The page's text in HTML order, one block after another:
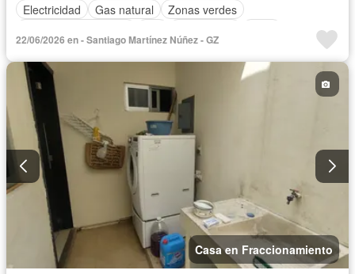
Electricidad
Gas natural
Zonas verdes
Aire acondicionado
Sin amueblar
22/06/2026 en - Santiago Martínez Núñez - GZ
Casa en Fraccionamiento